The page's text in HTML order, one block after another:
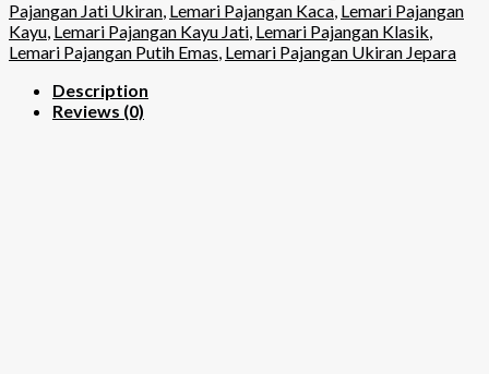
Pajangan Jati Ukiran, Lemari Pajangan Kaca, Lemari Pajangan
Kayu, Lemari Pajangan Kayu Jati, Lemari Pajangan Klasik,
Lemari Pajangan Putih Emas, Lemari Pajangan Ukiran Jepara
Description
Reviews (0)